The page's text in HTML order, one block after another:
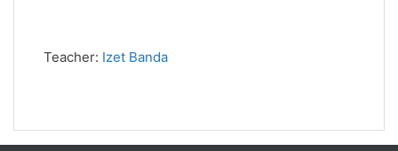
Teacher: Izet Banda